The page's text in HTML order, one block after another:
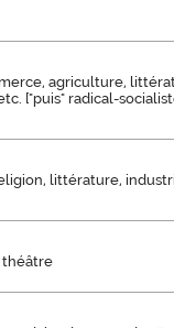
agriculture,
["puis" radical-
littérature,
théâtre